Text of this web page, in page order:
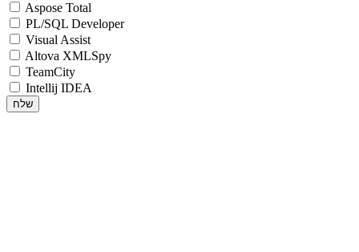
Aspose Total
PL/SQL Developer
Visual Assist
Altova XMLSpy
TeamCity
Intellij IDEA